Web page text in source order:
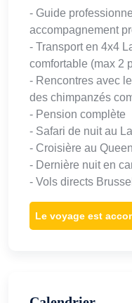
- Guide
accompagnement
- Transport en 4x4
comfortable (max 2
- Rencontres avec
des chimpanzés
- Pension complète
- Safari de nuit au
- Croisière au
- Dernière nuit en
- Vols directs
Le voyage est